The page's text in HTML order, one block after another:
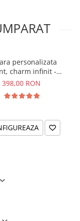
cu
reglabila
personalizata
charm infinit -
Invatatoare
398,00 RON